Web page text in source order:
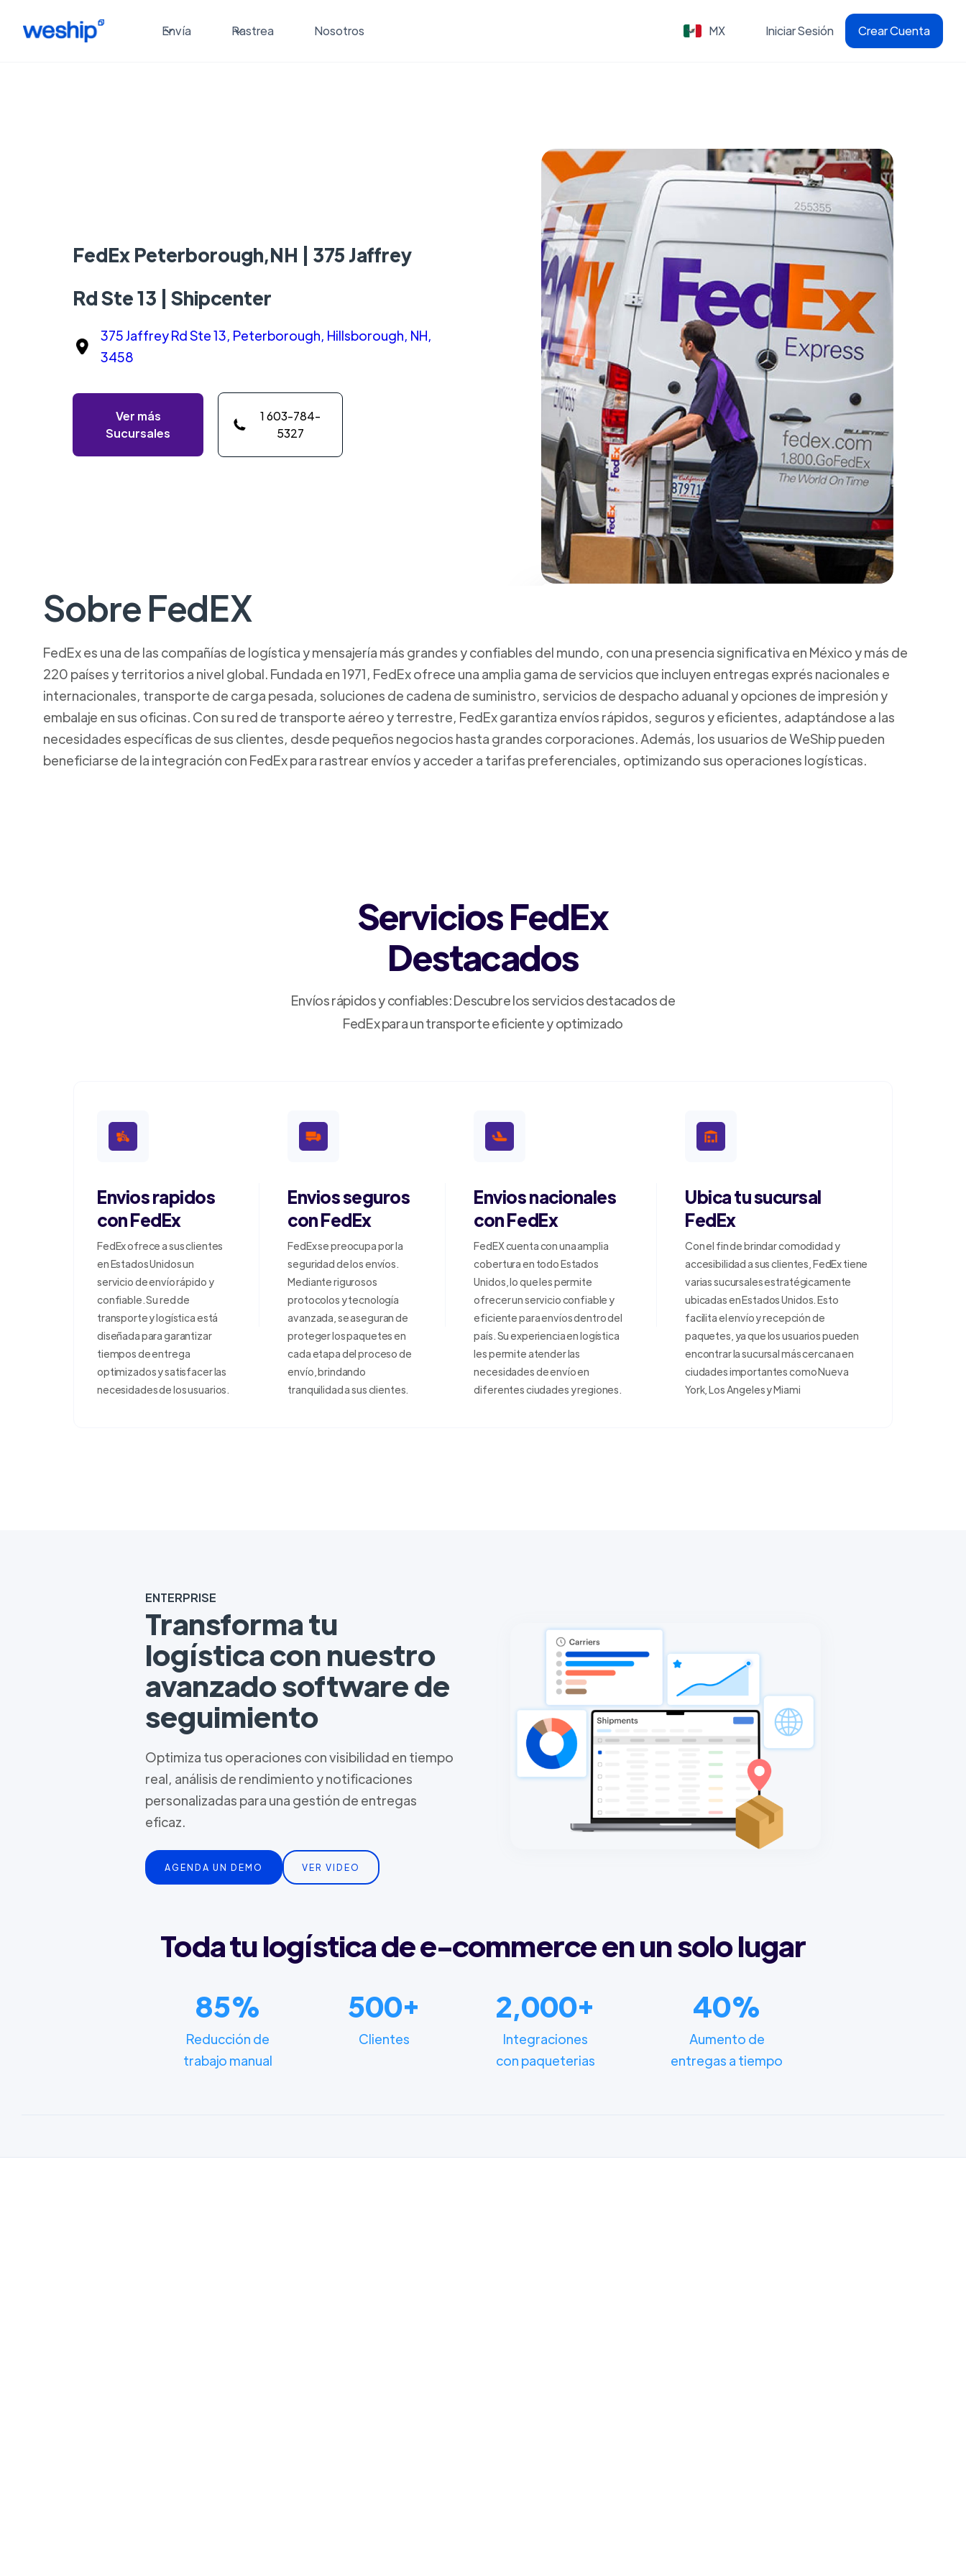
Envía Rastrea Nosotros MX Iniciar Sesión Crear Cuenta
FedEx Peterborough,NH | 375 Jaffrey
Rd Ste 13 | Shipcenter
375 Jaffrey Rd Ste 13, Peterborough, Hillsborough, NH,
3458
Ver más
Sucursales
1 603-784-
5327
Sobre FedEX
FedEx es una de las compañías de logística y mensajería más grandes y confiables del mundo, con una presencia significativa en México y más de
220 países y territorios a nivel global. Fundada en 1971, FedEx ofrece una amplia gama de servicios que incluyen entregas exprés nacionales e
internacionales, transporte de carga pesada, soluciones de cadena de suministro, servicios de despacho aduanal y opciones de impresión y
embalaje en sus oficinas. Con su red de transporte aéreo y terrestre, FedEx garantiza envíos rápidos, seguros y eficientes, adaptándose a las
necesidades específicas de sus clientes, desde pequeños negocios hasta grandes corporaciones. Además, los usuarios de WeShip pueden
beneficiarse de la integración con FedEx para rastrear envíos y acceder a tarifas preferenciales, optimizando sus operaciones logísticas.
Servicios FedEx
Destacados
Envíos rápidos y confiables: Descubre los servicios destacados de
FedEx para un transporte eficiente y optimizado
Envios rapidos
con FedEx
FedEx ofrece a sus clientes
en Estados Unidos un
servicio de envío rápido y
confiable. Su red de
transporte y logística está
diseñada para garantizar
tiempos de entrega
optimizados y satisfacer las
necesidades de los usuarios.
Envios seguros
con FedEx
FedEx se preocupa por la
seguridad de los envíos.
Mediante rigurosos
protocolos y tecnología
avanzada, se aseguran de
proteger los paquetes en
cada etapa del proceso de
envío, brindando
tranquilidad a sus clientes.
Envios nacionales
con FedEx
FedEX cuenta con una amplia
cobertura en todo Estados
Unidos, lo que les permite
ofrecer un servicio confiable y
eficiente para envíos dentro del
país. Su experiencia en logística
les permite atender las
necesidades de envío en
diferentes ciudades y regiones.
Ubica tu sucursal
FedEx
Con el fin de brindar comodidad y
accesibilidad a sus clientes, FedEx tiene
varias sucursales estratégicamente
ubicadas en Estados Unidos. Esto
facilita el envío y recepción de
paquetes, ya que los usuarios pueden
encontrar la sucursal más cercana en
ciudades importantes como Nueva
York, Los Angeles y Miami
ENTERPRISE
Transforma tu
logística con nuestro
avanzado software de
seguimiento
Optimiza tus operaciones con visibilidad en tiempo
real, análisis de rendimiento y notificaciones
personalizadas para una gestión de entregas
eficaz.
AGENDA UN DEMO VER VIDEO
Toda tu logística de e-commerce en un solo lugar
85%
Reducción de
trabajo manual
500+
Clientes
2,000+
Integraciones
con paqueterias
40%
Aumento de
entregas a tiempo